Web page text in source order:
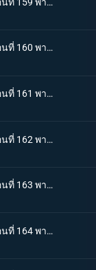
One piece วันพีช ตอนที่ 160 พากย์ไทย โอกาสรอด 10%! ผู้คุ้มกฎผู้อ่านใจ ซาโตริ!
One piece วันพีช ตอนที่ 161 พากย์ไทย บททดสอบลูกบอลที่น่ากลัว! การต่อสู้ในป่าวงกต
One piece วันพีช ตอนที่ 162 พากย์ไทย ช็อปเปอร์มีภัย! อดีตจอมเทพ ปะทะ เทพสาวกชูรา
One piece วันพีช ตอนที่ 163 พากย์ไทย เสียงเพลงอันลึกลับ! บททดสอบเชือกและบททดสอบรัก
One piece วันพีช ตอนที่ 164 พากย์ไทย จงสุมไฟแห่งแชนดร้า! ยอดนักรบไวเปอร์